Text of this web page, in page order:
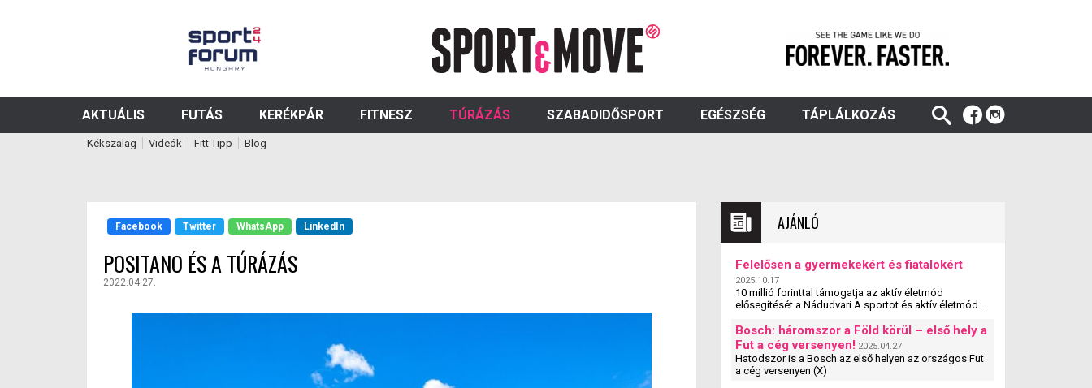
AKTUÁLIS FUTÁS KERÉKPÁR FITNESZ TÚRÁZÁS SZABADIDŐSPORT EGÉSZSÉG TÁPLÁLKOZÁS
Kékszalag Videók Fitt Tipp Blog
Facebook Twitter WhatsApp LinkedIn
POSITANO ÉS A TÚRÁZÁS
2022.04.27.
AJÁNLÓ
Felelősen a gyermekekért és fiatalokért
2025.10.17
10 millió forinttal támogatja az aktív életmód
elősegítését a Nádudvari A sportot és aktív életmódot
szakmai ...
Bosch: háromszor a Föld körül – első hely a
Fut a cég versenyen! 2025.04.27
Hatodszor is a Bosch az első helyen az országos Fut
a cég versenyen (X)